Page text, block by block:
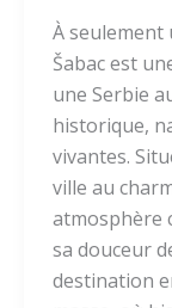
À seulement
Šabac est
une Serbie
historique,
vivantes.
ville au
atmosphère
sa douceur
destination